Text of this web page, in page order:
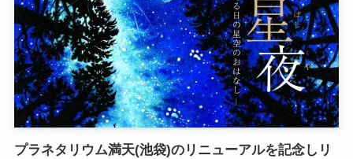
プラネタリウム満天(池袋)のリニューアルを記念しリ